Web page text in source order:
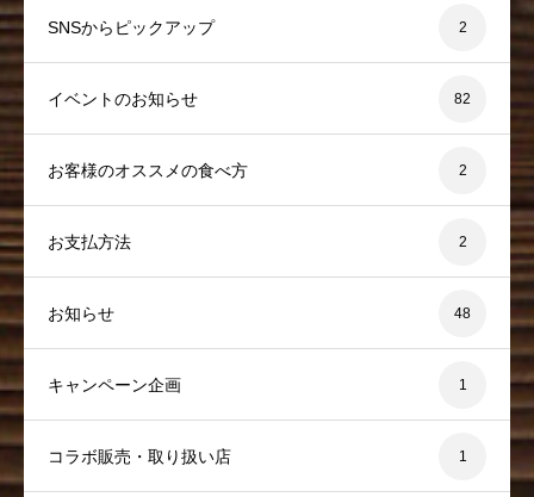
SNSからピックアップ 2
イベントのお知らせ 82
お客様のオススメの食べ方 2
お支払方法 2
お知らせ 48
キャンペーン企画 1
コラボ販売・取り扱い店 1